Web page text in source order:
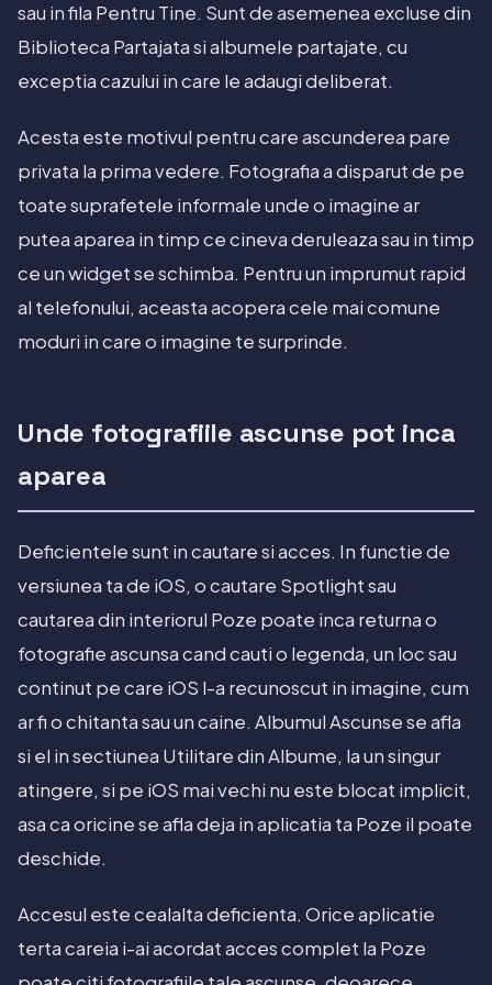
sau in fila Pentru Tine. Sunt de asemenea excluse din
Biblioteca Partajata si albumele partajate, cu
exceptia cazului in care le adaugi deliberat.
Acesta este motivul pentru care ascunderea pare
privata la prima vedere. Fotografia a disparut de pe
toate suprafetele informale unde o imagine ar
putea aparea in timp ce cineva deruleaza sau in timp
ce un widget se schimba. Pentru un imprumut rapid
al telefonului, aceasta acopera cele mai comune
moduri in care o imagine te surprinde.
Unde fotografiile ascunse pot inca
aparea
Deficientele sunt in cautare si acces. In functie de
versiunea ta de iOS, o cautare Spotlight sau
cautarea din interiorul Poze poate inca returna o
fotografie ascunsa cand cauti o legenda, un loc sau
continut pe care iOS l-a recunoscut in imagine, cum
ar fi o chitanta sau un caine. Albumul Ascunse se afla
si el in sectiunea Utilitare din Albume, la un singur
atingere, si pe iOS mai vechi nu este blocat implicit,
asa ca oricine se afla deja in aplicatia ta Poze il poate
deschide.
Accesul este cealalta deficienta. Orice aplicatie
terta careia i-ai acordat acces complet la Poze